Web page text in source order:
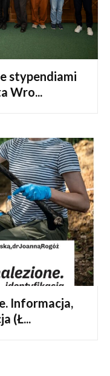
stypendiami
Wro...
Informacja,
(Ł...